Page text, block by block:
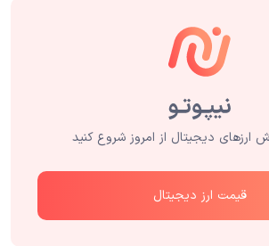
ارزهای دیجیتال از امروز شروع کنید
قیمت ارز دیجیتال